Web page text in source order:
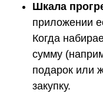
Шкала
приложении
Когда
сумму
подарок или
закупку.